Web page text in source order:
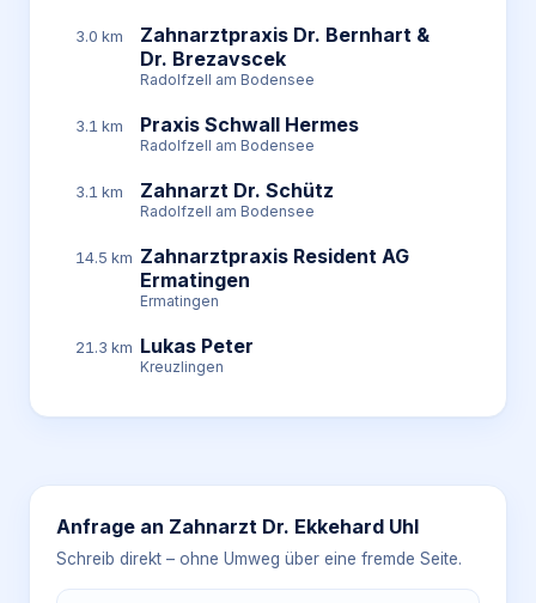
3.0 km
Zahnarztpraxis Dr. Bernhart &
Dr. Brezavscek
Radolfzell am Bodensee
3.1 km Praxis Schwall Hermes
Radolfzell am Bodensee
3.1 km Zahnarzt Dr. Schütz
Radolfzell am Bodensee
14.5 km Zahnarztpraxis Resident AG
Ermatingen
Ermatingen
21.3 km Lukas Peter
Kreuzlingen
Anfrage an Zahnarzt Dr. Ekkehard Uhl
Schreib direkt – ohne Umweg über eine fremde Seite.